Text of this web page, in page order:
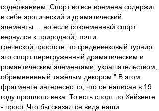
содержанием. Спорт во все времена содержит
в себе эротический и драматический
элементы.... но если современный спорт
вернулся к природной, почти
греческой простоте, то средневековый турнир
это спорт перегруженный драматическим и
романтическим элементами, украшательством,
обремененный тяжёлым декором." В этом
фрагменте интересно то, что он написан в 19
году прошлого века. То есть спорт по Хейзенге
- прост. Что бы сказал он видя наши